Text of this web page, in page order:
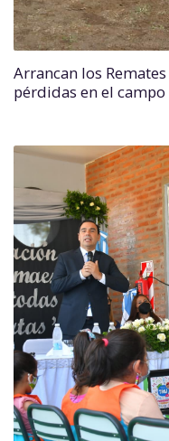
Arrancan los
pérdidas en el